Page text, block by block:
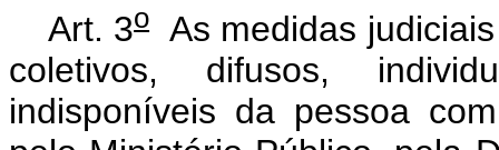
Art. 3oAs medidas judiciais
coletivos, difusos,
indisponíveis da pessoa